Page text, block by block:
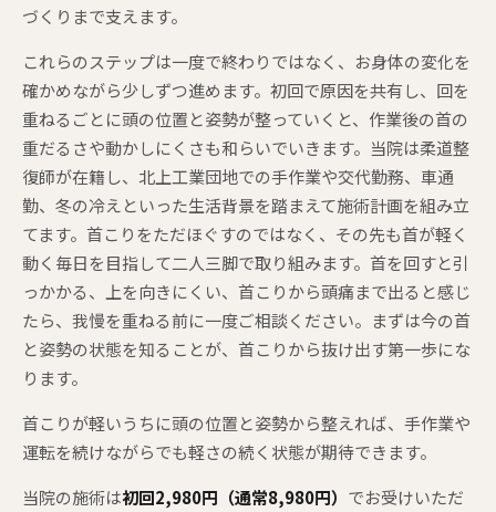
づくりまで支えます。
これらのステップは一度で終わりではなく、お身体の変化を
確かめながら少しずつ進めます。初回で原因を共有し、回を
重ねるごとに頭の位置と姿勢が整っていくと、作業後の首の
重だるさや動かしにくさも和らいでいきます。当院は柔道整
復師が在籍し、北上工業団地での手作業や交代勤務、車通
勤、冬の冷えといった生活背景を踏まえて施術計画を組み立
てます。首こりをただほぐすのではなく、その先も首が軽く
動く毎日を目指して二人三脚で取り組みます。首を回すと引
っかかる、上を向きにくい、首こりから頭痛まで出ると感じ
たら、我慢を重ねる前に一度ご相談ください。まずは今の首
と姿勢の状態を知ることが、首こりから抜け出す第一歩にな
ります。
首こりが軽いうちに頭の位置と姿勢から整えれば、手作業や
運転を続けながらでも軽さの続く状態が期待できます。
当院の施術は初回2,980円（通常8,980円） でお受けいただ